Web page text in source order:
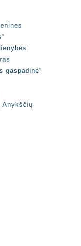
gaspadinė“
Anykščių